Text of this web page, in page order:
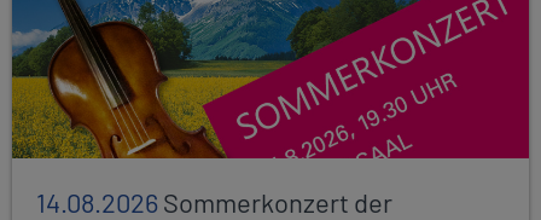
14.08.2026Sommerkonzert der